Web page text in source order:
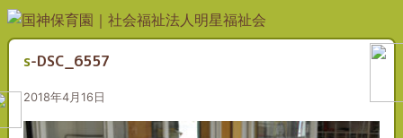
s-DSC_6557
2018年4月16日